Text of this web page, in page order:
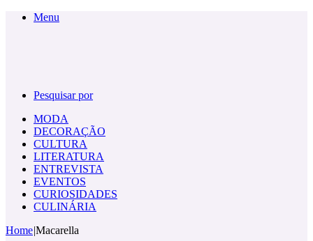
Menu
Pesquisar por
MODA
DECORAÇÃO
CULTURA
LITERATURA
ENTREVISTA
EVENTOS
CURIOSIDADES
CULINÁRIA
Home|Macarella